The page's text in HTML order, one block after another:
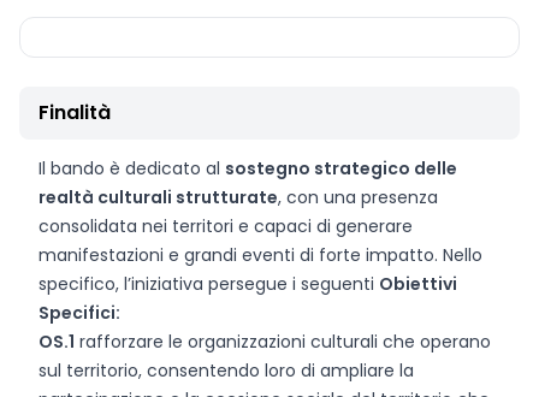
Finalità
Il bando è dedicato al sostegno strategico delle
realtà culturali strutturate, con una presenza
consolidata nei territori e capaci di generare
manifestazioni e grandi eventi di forte impatto. Nello
specifico, l’iniziativa persegue i seguenti Obiettivi
Specifici:
OS.1 rafforzare le organizzazioni culturali che operano
sul territorio, consentendo loro di ampliare la